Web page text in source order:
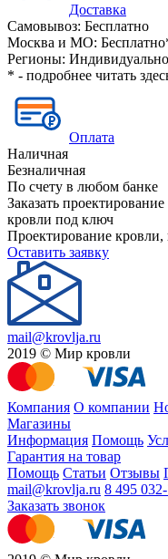
Доставка
Самовывоз: Бесплатно
Москва и МО:
Регионы: Индивидуально
* - подробнее читать
Оплата
Наличная
Безналичная
По счету в любом банке
Заказать проектирование
кровли под ключ
Проектирование кровли,
Оставить заявку
mail@krovlja.ru
2019 © Мир кровли
Компания О компании
Магазины
Информация Помощь
Гарантия на товар
Помощь Статьи Отзывы
mail@krovlja.ru 8 495
Заказать звонок